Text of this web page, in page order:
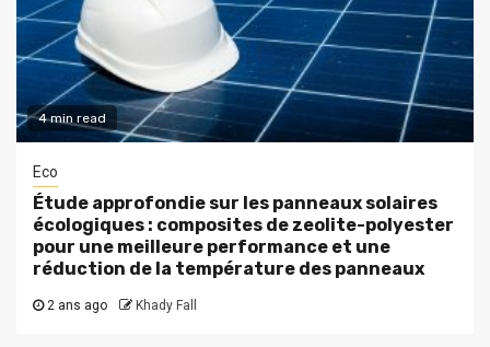
4 min read
Eco
Étude approfondie sur les panneaux solaires
écologiques : composites de zeolite-polyester
pour une meilleure performance et une
réduction de la température des panneaux
2 ans ago Khady Fall